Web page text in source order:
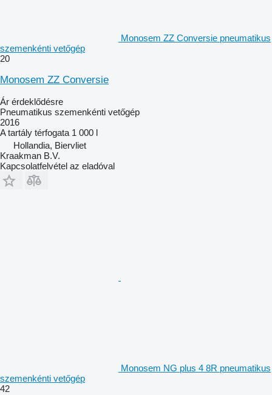
Monosem ZZ Conversie pneumatikus
szemenkénti vetőgép
20
Monosem ZZ Conversie
Ár érdeklődésre
Pneumatikus szemenkénti vetőgép
2016
A tartály térfogata 1 000 l
Hollandia, Biervliet
Kraakman B.V.
Kapcsolatfelvétel az eladóval
Monosem NG plus 4 8R pneumatikus
szemenkénti vetőgép
42